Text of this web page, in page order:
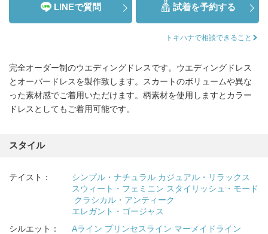
LINEで質問 試着を予約する
トキハナで相談できること
完全オーダー制のウエディングドレスです。ウエディングドレス
とオーバードレスを製作致します。スカートのボリュームや異な
った素材感でご着用いただけます。柄素材を使用しますとカラー
ドレスとしてもご着用可能です。
スタイル
テイスト： シンプル・ナチュラル カジュアル・リラックス
スウィート・フェミニン スタイリッシュ・モード
クラシカル・アンティーク
エレガント・ゴージャス
シルエット：
Aライン プリンセスライン マーメイドライン